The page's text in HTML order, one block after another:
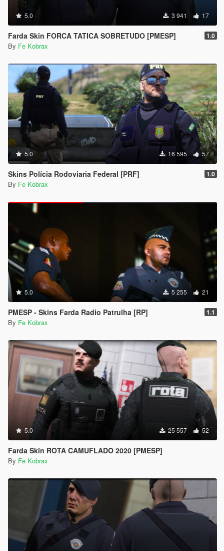
5.0 3 941 17
Farda Skin FORCA TATICA SOBRETUDO [PMESP] 1.0
By Fe Kobrax
5.0 16 595 57
Skins Polícia Rodoviaria Federal [PRF] 1.0
By Fe Kobrax
5.0 5 255 21
PMESP - Skins Farda Radio Patrulha [RP] 1.1
By Fe Kobrax
5.0 25 557 52
Farda Skin ROTA CAMUFLADO 2020 [PMESP]
By Fe Kobrax